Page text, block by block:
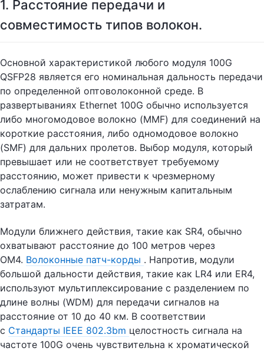
1. Расстояние передачи и
совместимость типов волокон.
Основной характеристикой любого модуля 100G
QSFP28 является его номинальная дальность передачи
по определенной оптоволоконной среде. В
развертываниях Ethernet 100G обычно используется
либо многомодовое волокно (MMF) для соединений на
короткие расстояния, либо одномодовое волокно
(SMF) для дальних пролетов. Выбор модуля, который
превышает или не соответствует требуемому
расстоянию, может привести к чрезмерному
ослаблению сигнала или ненужным капитальным
затратам.
Модули ближнего действия, такие как SR4, обычно
охватывают расстояние до 100 метров через
OM4. Волоконные патч-корды . Напротив, модули
большой дальности действия, такие как LR4 или ER4,
используют мультиплексирование с разделением по
длине волны (WDM) для передачи сигналов на
расстояние от 10 до 40 км. В соответствии
с Стандарты IEEE 802.3bm целостность сигнала на
частоте 100G очень чувствительна к хроматической